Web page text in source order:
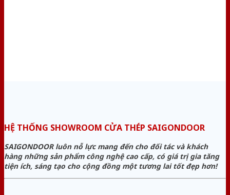
HỆ THỐNG SHOWROOM CỬA THÉP SAIGONDOOR
SAIGONDOOR luôn nỗ lực mang đến cho đối tác và khách
hàng những sản phẩm công nghệ cao cấp, có giá trị gia tăng
tiện ích, sáng tạo cho cộng đồng một tương lai tốt đẹp hơn!